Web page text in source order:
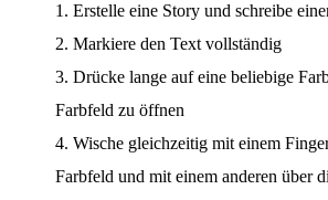
Erstelle eine Story und schreibe
Markiere den Text vollständig
Drücke lange auf eine beliebige
Farbfeld zu öffnen
Wische gleichzeitig mit einem
Farbfeld und mit einem anderen über